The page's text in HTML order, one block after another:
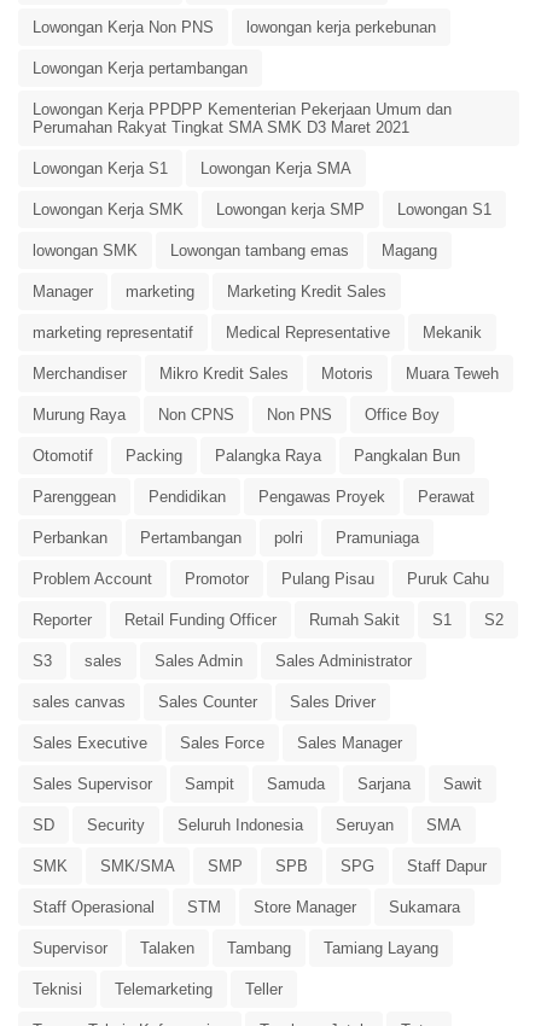
Lowongan Kerja Non PNS lowongan kerja perkebunan
Lowongan Kerja pertambangan
Lowongan Kerja PPDPP Kementerian Pekerjaan Umum dan
Perumahan Rakyat Tingkat SMA SMK D3 Maret 2021
Lowongan Kerja S1 Lowongan Kerja SMA
Lowongan Kerja SMK Lowongan kerja SMP Lowongan S1
lowongan SMK Lowongan tambang emas Magang
Manager marketing Marketing Kredit Sales
marketing representatif Medical Representative Mekanik
Merchandiser Mikro Kredit Sales Motoris Muara Teweh
Murung Raya Non CPNS Non PNS Office Boy
Otomotif Packing Palangka Raya Pangkalan Bun
Parenggean Pendidikan Pengawas Proyek Perawat
Perbankan Pertambangan polri Pramuniaga
Problem Account Promotor Pulang Pisau Puruk Cahu
Reporter Retail Funding Officer Rumah Sakit S1 S2
S3 sales Sales Admin Sales Administrator
sales canvas Sales Counter Sales Driver
Sales Executive Sales Force Sales Manager
Sales Supervisor Sampit Samuda Sarjana Sawit
SD Security Seluruh Indonesia Seruyan SMA
SMK SMK/SMA SMP SPB SPG Staff Dapur
Staff Operasional STM Store Manager Sukamara
Supervisor Talaken Tambang Tamiang Layang
Teknisi Telemarketing Teller